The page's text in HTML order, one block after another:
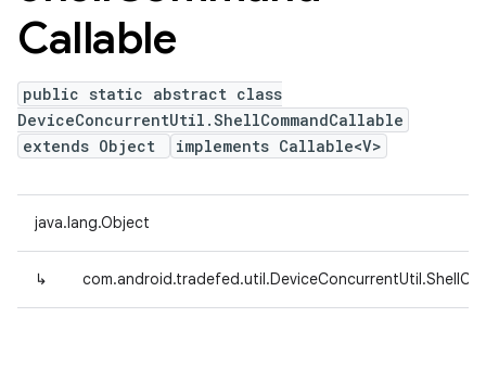
Callable
public static abstract class
DeviceConcurrentUtil.ShellCommandCallable
extends Object
implements Callable<V>
java.lang.Object
↳